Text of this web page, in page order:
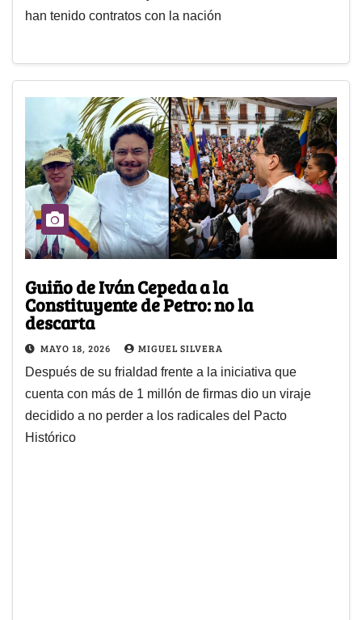
han tenido contratos con la nación
Guiño de Iván Cepeda a la
Constituyente de Petro: no la
descarta
MAYO 18, 2026 MIGUEL SILVERA
Después de su frialdad frente a la iniciativa que
cuenta con más de 1 millón de firmas dio un viraje
decidido a no perder a los radicales del Pacto
Histórico